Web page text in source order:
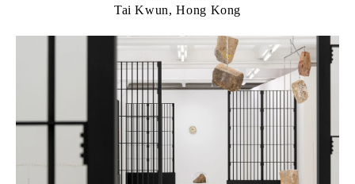
Tai Kwun, Hong Kong